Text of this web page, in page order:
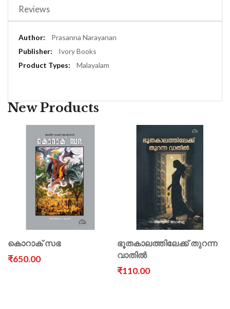
Reviews
More
Information
Prasanna Narayanan
Ivory Books
Malayalam
New Products
കൊറാക് സഭ
₹650.00
ഭൂതകാലത്തിലേക്ക് തുറന്ന
വാതിൽ
₹110.00